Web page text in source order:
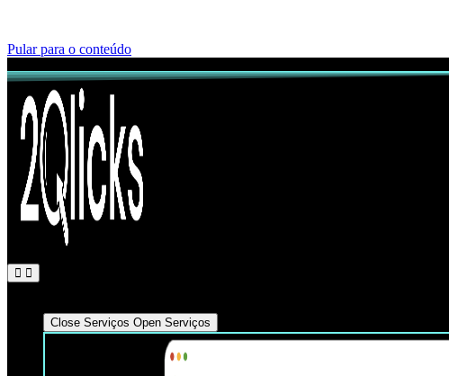
Pular para o conteúdo
Close Serviços Open Serviços